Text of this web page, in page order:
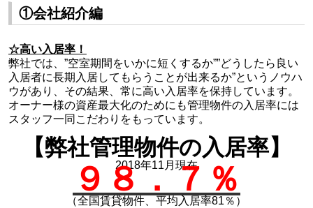
①会社紹介編
☆高い入居率！
弊社では、”空室期間をいかに短くするか””どうしたら良い
入居者に長期入居してもらうことが出来るか”というノウハ
ウがあり、その結果、常に高い入居率を保持しています。
オーナー様の資産最大化のためにも管理物件の入居率には
スタッフ一同こだわりをもっています。
【弊社管理物件の入居率】
2018年11月現在
９８．７ ％
（全国賃貸物件、平均入居率81％）